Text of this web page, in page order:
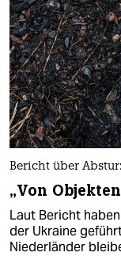
Bericht über
„Von
Laut Bericht
der Ukraine
Niederländer